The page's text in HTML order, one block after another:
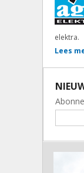
elektra.
Lees